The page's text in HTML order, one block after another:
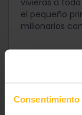
Consentimiento
vivieras a
el pequeño
millonarios